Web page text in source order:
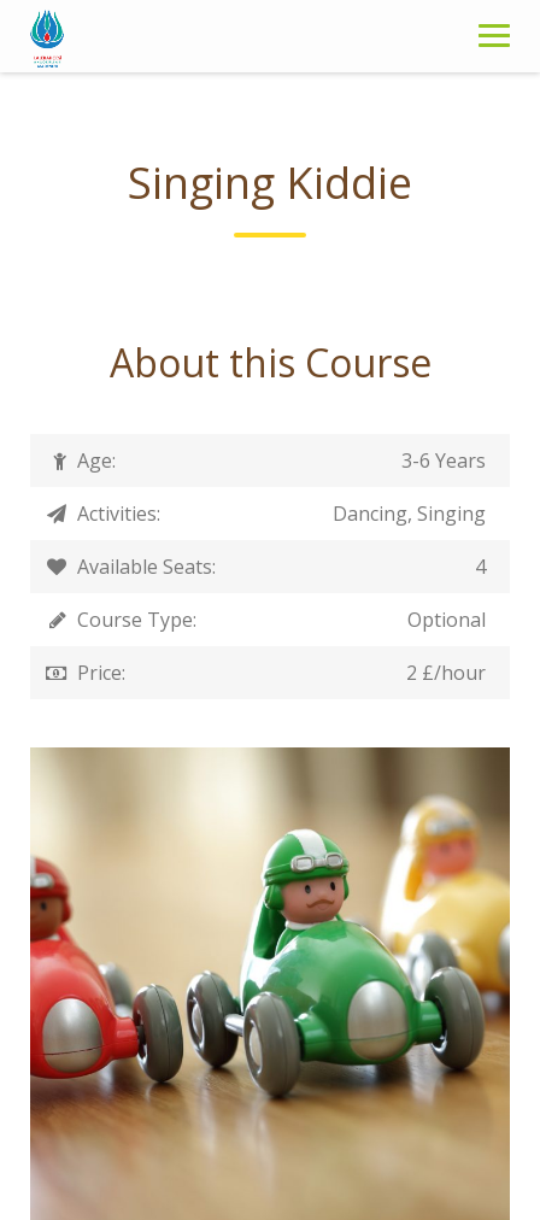
i
Singing Kiddie
About this Course
Age:
3-6 Years
Activities:
Dancing, Singing
Available Seats:
4
Course Type:
Optional
Price:
2 £/hour